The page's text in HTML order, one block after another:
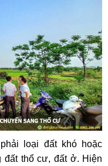
loại đất khó hoặc
đất thổ cư, đất ở. Hiện